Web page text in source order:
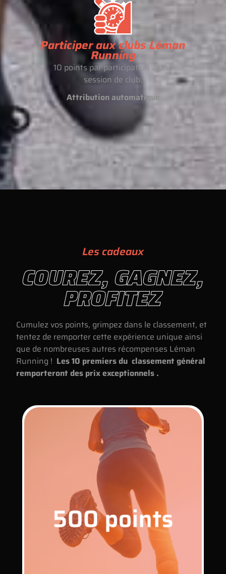
Participer aux clubs Léman
Running
10 points par participation à une
session de club.
Attribution automatique
Les cadeaux
COUREZ, GAGNEZ,
PROFITEZ
Cumulez vos points, grimpez dans le classement, et
tentez de remporter cette expérience unique ainsi
que de nombreuses autres récompenses Léman
Running ! Les 10 premiers du classement général
remporteront des prix exceptionnels .